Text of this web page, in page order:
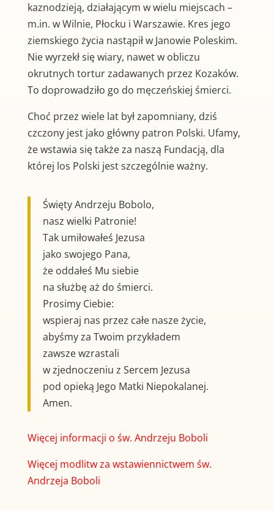
kaznodzieją, działającym w wielu miejscach –
m.in. w Wilnie, Płocku i Warszawie. Kres jego
ziemskiego życia nastąpił w Janowie Poleskim.
Nie wyrzekł się wiary, nawet w obliczu
okrutnych tortur zadawanych przez Kozaków.
To doprowadziło go do męczeńskiej śmierci.
Choć przez wiele lat był zapomniany, dziś
czczony jest jako główny patron Polski. Ufamy,
że wstawia się także za naszą Fundacją, dla
której los Polski jest szczególnie ważny.
Święty Andrzeju Bobolo,
nasz wielki Patronie!
Tak umiłowałeś Jezusa
jako swojego Pana,
że oddałeś Mu siebie
na służbę aż do śmierci.
Prosimy Ciebie:
wspieraj nas przez całe nasze życie,
abyśmy za Twoim przykładem
zawsze wzrastali
w zjednoczeniu z Sercem Jezusa
pod opieką Jego Matki Niepokalanej.
Amen.
Więcej informacji o św. Andrzeju Boboli
Więcej modlitw za wstawiennictwem św.
Andrzeja Boboli